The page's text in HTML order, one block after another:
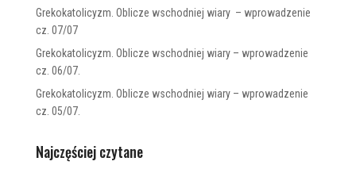
Grekokatolicyzm. Oblicze wschodniej wiary – wprowadzenie
cz. 07/07
Grekokatolicyzm. Oblicze wschodniej wiary – wprowadzenie
cz. 06/07.
Grekokatolicyzm. Oblicze wschodniej wiary – wprowadzenie
cz. 05/07.
Najczęściej czytane